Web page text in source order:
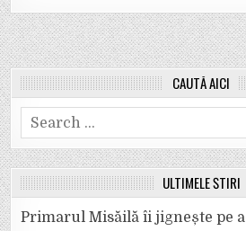
CAUTĂ AICI
Search
for:
ULTIMELE ȘTIRI
Primarul Misăilă îi jignește pe